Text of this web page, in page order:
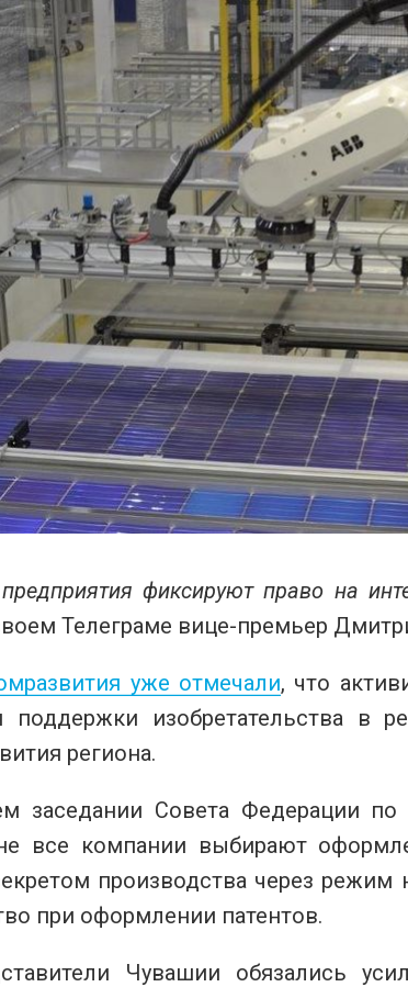
фиксируют право на
Телеграме вице-премьер
уже отмечали, что
поддержки изобретательства в
региона.
заседании Совета Федерации по
все компании выбирают
производства через режим
при оформлении патентов.
Чувашии обязались